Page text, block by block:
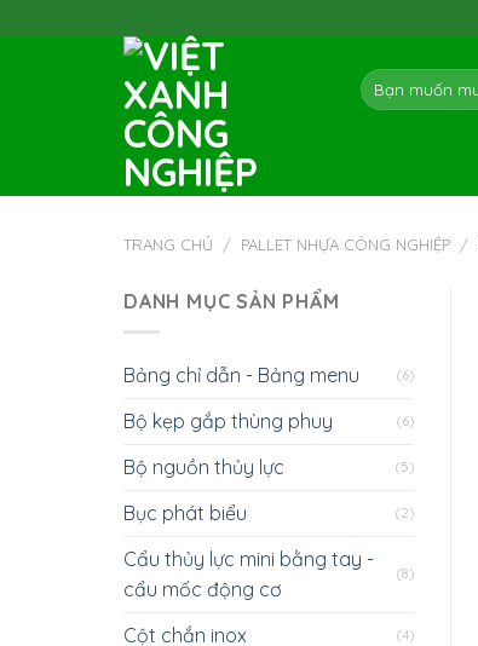
to
Tìm
kiếm:
TRANG CHỦ / PALLET NHỰA CÔNG NGHIỆP /
DANH MỤC SẢN PHẨM
Bảng chỉ dẫn - Bảng menu (6)
Bộ kẹp gắp thùng phuy (6)
Bộ nguồn thủy lực (5)
Bục phát biểu (2)
Cẩu thủy lực mini bằng tay -
cẩu mốc động cơ
(8)
Cột chắn inox (4)